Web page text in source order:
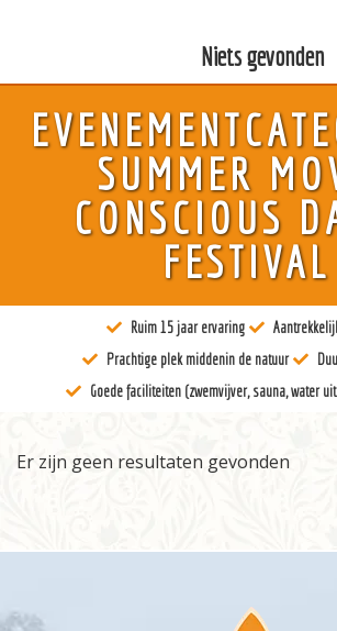
Over ons
Bewustzijn
Docenten
Verblijven
Inschrijven
SUMMER
CONSCIOUS
FESTIVAL
Ruim 15 jaar ervaring
Prachtige plek middenin de natuur
Goede faciliteiten (zwemvijver, sauna, water
Niets gevonden
Er zijn geen resultaten gevonden